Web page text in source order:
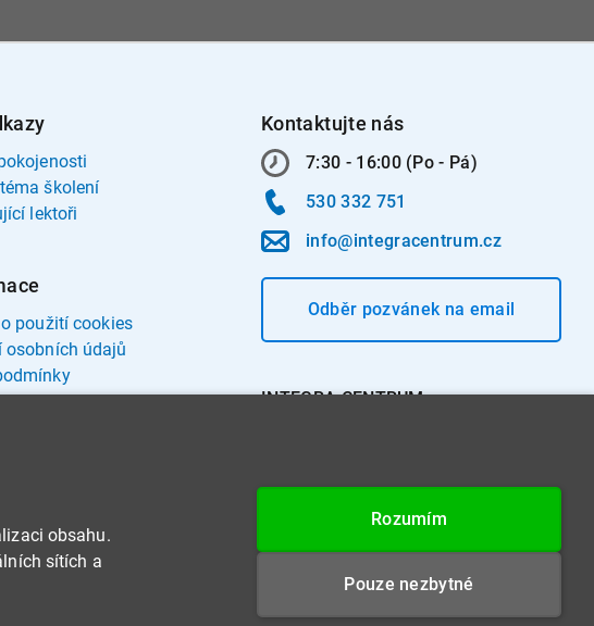
školení
lektoři
použití cookies
osobních údajů
Kontaktujte nás
7:30 - 16:00 (Po - Pá)
530 332 751
info@integracentrum.cz
Odběr pozvánekna email
INTEGRA CENTRUM s.r.o.
DIČ: CZ26234203
obsahu.
sítích a
Rozumím
Pouze nezbytné